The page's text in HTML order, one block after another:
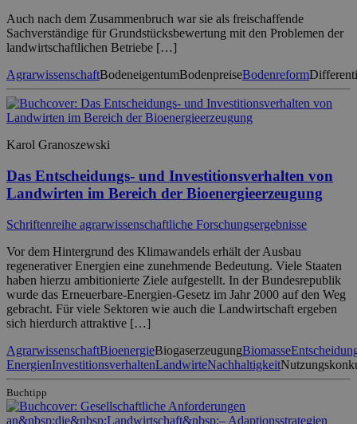
Auch nach dem Zusammenbruch war sie als freischaffende
Sachverständige für Grundstücksbewertung mit den Problemen der
landwirtschaftlichen Betriebe […]
AgrarwissenschaftBodeneigentumBodenpreiseBodenreform
Karol Granoszewski
Das Entscheidungs- und Investitionsverhalten von
Landwirten im Bereich der Bioenergieerzeugung
Schriftenreihe agrarwissenschaftliche Forschungsergebnisse
Vor dem Hintergrund des Klimawandels erhält der Ausbau
regenerativer Energien eine zunehmende Bedeutung. Viele Staaten
haben hierzu ambitionierte Ziele aufgestellt. In der Bundesrepublik
wurde das Erneuerbare-Energien-Gesetz im Jahr 2000 auf den Weg
gebracht. Für viele Sektoren wie auch die Landwirtschaft ergeben
sich hierdurch attraktive […]
AgrarwissenschaftBioenergieBiogaserzeugungBiomasse
EnergienInvestitionsverhaltenLandwirteNachhaltigkeit
Buchtipp